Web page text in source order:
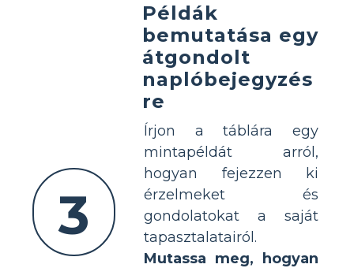
3
Példák
bemutatása egy
átgondolt
naplóbejegyzés
re
Írjon a táblára egy
mintapéldát arról,
hogyan fejezzen ki
érzelmeket és
gondolatokat a saját
tapasztalatairól.
Mutassa meg, hogyan